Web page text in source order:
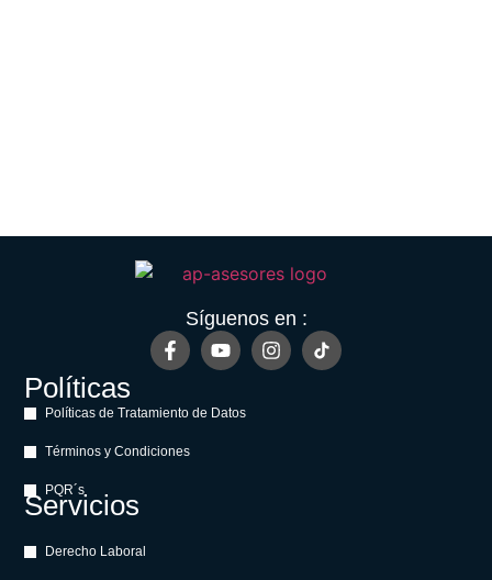
Síguenos en :
Políticas
Políticas de Tratamiento de Datos
Términos y Condiciones
PQR´s
Servicios
Derecho Laboral